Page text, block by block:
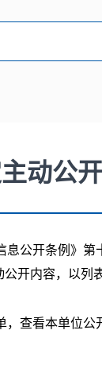
动公
公开条例》第
开内容，以列
查看本单位公